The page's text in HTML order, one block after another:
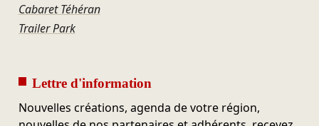
Cabaret Téhéran
Trailer Park
Lettre d'information
Nouvelles créations, agenda de votre région,